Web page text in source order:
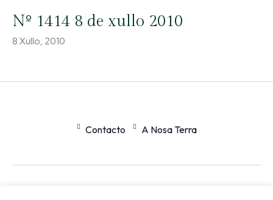
Nº 1414 8 de xullo 2010
8 Xullo, 2010
Contacto A Nosa Terra